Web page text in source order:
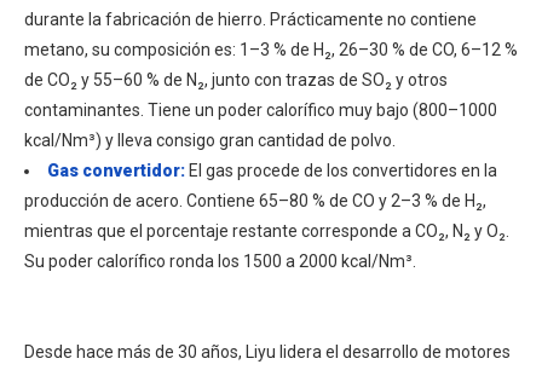
durante la fabricación de hierro. Prácticamente no contiene
metano, su composición es: 1–3 % de H₂, 26–30 % de CO, 6–12 %
de CO₂ y 55–60 % de N₂, junto con trazas de SO₂ y otros
contaminantes. Tiene un poder calorífico muy bajo (800–1000
kcal/Nm³) y lleva consigo gran cantidad de polvo.
Gas convertidor: El gas procede de los convertidores en la
producción de acero. Contiene 65–80 % de CO y 2–3 % de H₂,
mientras que el porcentaje restante corresponde a CO₂, N₂ y O₂.
Su poder calorífico ronda los 1500 a 2000 kcal/Nm³.
Desde hace más de 30 años, Liyu lidera el desarrollo de motores